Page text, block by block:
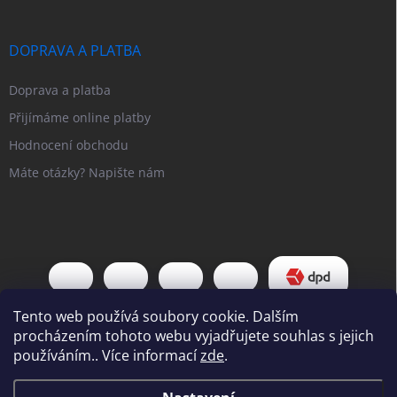
Tento web používá soubory cookie. Dalším
procházením tohoto webu vyjadřujete souhlas s jejich
používáním.. Více informacízde.
DOPRAVA A PLATBA
Doprava a platba
Přijímáme online platby
Hodnocení obchodu
Máte otázky? Napište nám
. Všechna práva vyhrazena.